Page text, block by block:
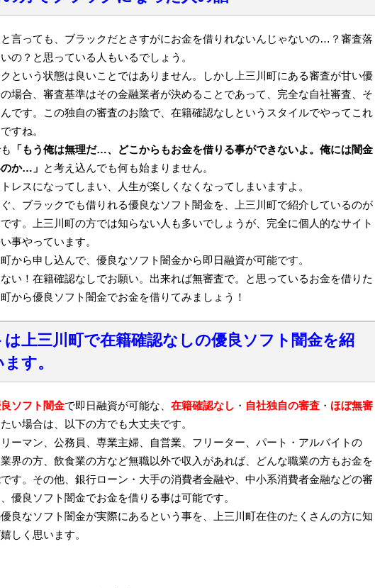
言っても、ブラックだとさすがにお金を借りれないんじゃないの…？審査落
の？と思っている人もいるでしょう。
という状態は良いことではありません。しかし上三川町にある審査が甘い優
場合、審査基準はその金融業者が決めることであって、完全な自社審査、そ
です。この独自の審査のお陰で、在籍確認なしというスタイルでやってこれ
すね。
「もう俺は無理だ…、どこからもお金を借りる事ができないよ。俺には闇金
か…」 と考え込んでも何も始まりません。
レスになってしまい、人生が楽しくなくなってしまいますよ。
、ブラックでも借りれる優良なソフト闇金を、上三川町で紹介しているのが
す。上三川町の方では知らない人も多いでしょうが、完全に個人的なサイト
事やっています。
から申し込んで、優良なソフト闇金から即日融資が可能です。
い！在籍確認なしでお願い。出来れば無審査で。と思っているお金を借りた
から優良ソフト闇金でお金を借りてみましょう！
は上三川町で在籍確認なしの優良ソフト闇金を紹
す。
ソフト闇金で即日融資が可能な、 在籍確認なし ・ 自社独自の審査 ・ ほぼ無審
い場合は、以下の方でも大丈夫です。
リーマン、公務員、専業主婦、自営業、フリーター、パート・アルバイトの
界の方、飲食業の方など無職以外で収入があれば、どんな職業の方もお金を
す。その他、銀行ローン・大手の消費者金融や、中小系消費者金融などの審
優良ソフト闇金でお金を借りる事は可能です。
良なソフト闇金が実際にあるという事を、上三川町在住のたくさんの方に知
しく思います。